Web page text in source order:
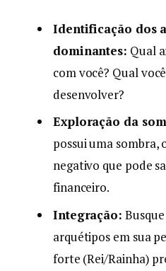
Identificação dos
dominantes: Qual
com você? Qual
desenvolver?
Exploração da
possui uma sombra,
negativo que pode
financeiro.
Integração:
arquétipos em sua
forte (Rei/Rainha)